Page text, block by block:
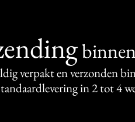
verpakt en verzonden
in 2 tot 4